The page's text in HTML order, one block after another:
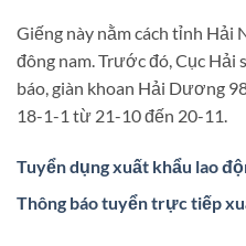
Giếng này nằm cách tỉnh Hải
đông nam. Trước đó, Cục Hải
báo, giàn khoan Hải Dương
18-1-1 từ 21-10 đến 20-11.
Tuyển dụng xuất khẩu lao
Thông báo tuyển trực tiếp